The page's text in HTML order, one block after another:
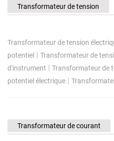
Transformateur de tension
Transformateur de tension
potentiel | Transformateur de
d'instrument | Transformateur de
potentiel électrique |
Transformateur de courant